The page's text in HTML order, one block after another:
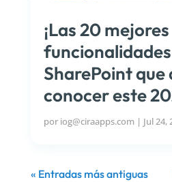
¡Las 20 mejores
SharePoint que
conocer este
por iog@ciraapps.com | Jul 24,
« Entradas más antiguas